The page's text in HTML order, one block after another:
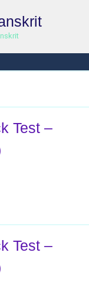
Test –
Test –